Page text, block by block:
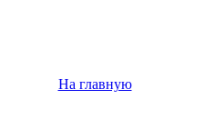
На главную